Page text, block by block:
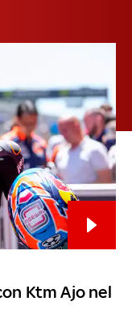
Ktm Ajo nel